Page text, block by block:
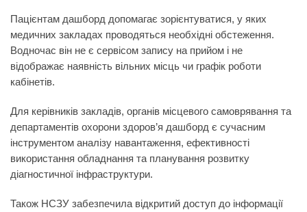
Пацієнтам дашборд допомагає зорієнтуватися, у яких
медичних закладах проводяться необхідні обстеження.
Водночас він не є сервісом запису на прийом і не
відображає наявність вільних місць чи графік роботи
кабінетів.
Для керівників закладів, органів місцевого самоврявання та
департаментів охорони здоров’я дашборд є сучасним
інструментом аналізу навантаження, ефективності
використання обладнання та планування розвитку
діагностичної інфраструктури.
Також НСЗУ забезпечила відкритий доступ до інформації